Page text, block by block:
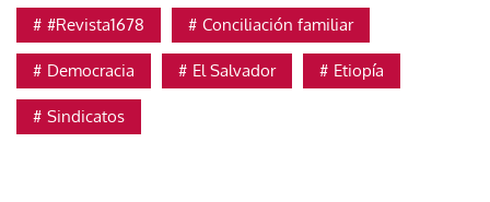
#Revista1678 Conciliación familiar
Democracia El Salvador Etiopía
Sindicatos